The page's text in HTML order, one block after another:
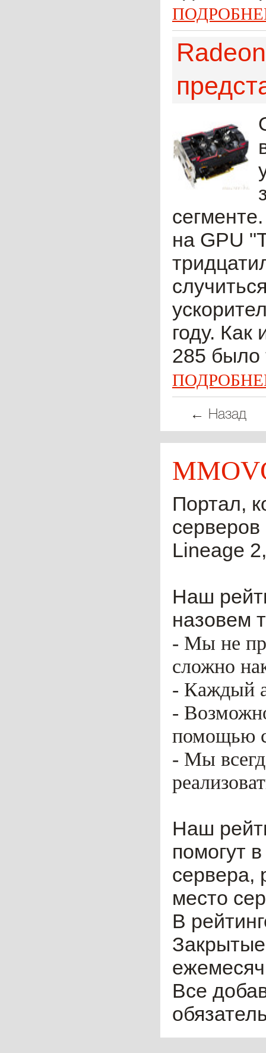
на GPU
году. Как
285 было
← Назад
Портал,
Lineage
Наш
назовем
- Мы не
сложно
- Каждый
-
помощью
- Мы
Наш
помогут
сервера,
место
В
Все